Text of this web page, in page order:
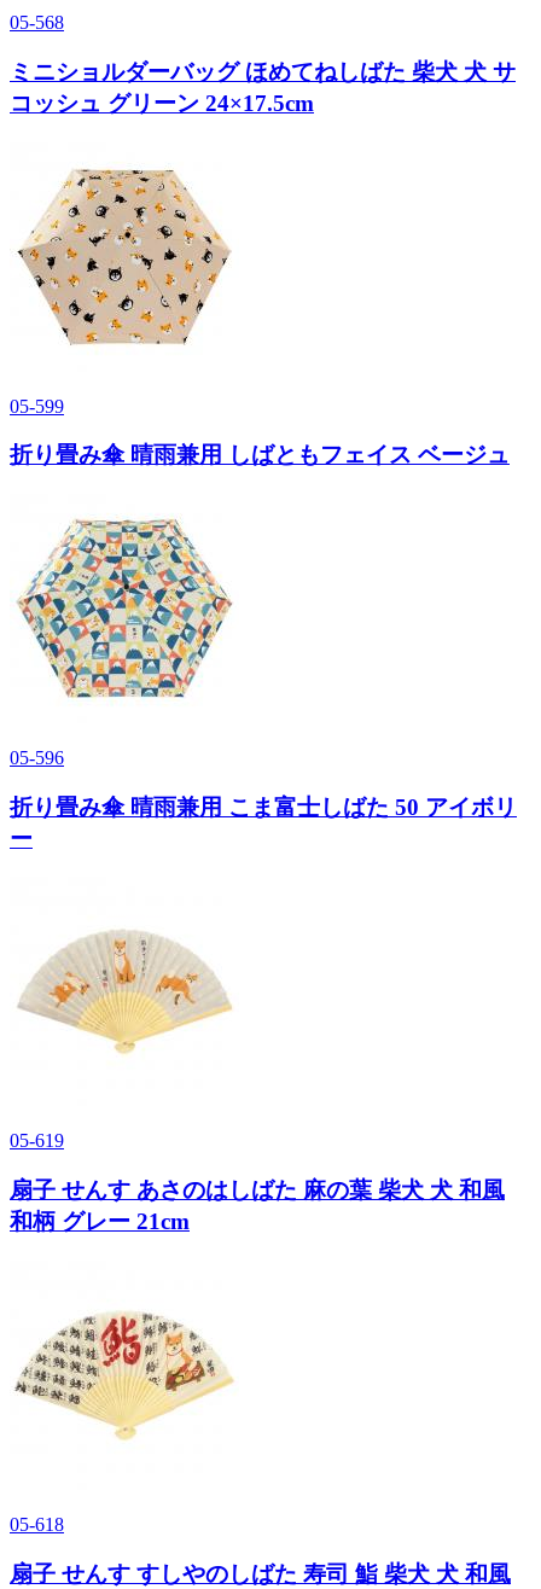
05-568
ミニショルダーバッグ ほめてねしばた 柴犬 犬 サ
コッシュ グリーン 24×17.5cm
05-599
折り畳み傘 晴雨兼用 しばともフェイス ベージュ
05-596
折り畳み傘 晴雨兼用 こま富士しばた 50 アイボリ
ー
05-619
扇子 せんす あさのはしばた 麻の葉 柴犬 犬 和風
和柄 グレー 21cm
05-618
扇子 せんす すしやのしばた 寿司 鮨 柴犬 犬 和風